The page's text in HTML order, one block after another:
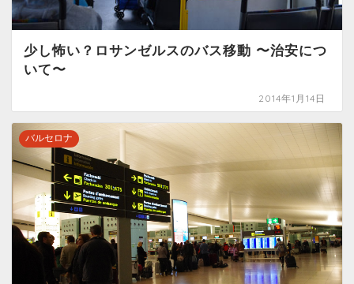
少し怖い？ロサンゼルスのバス移動 〜治安につ
いて〜
2014年1月14日
バルセロナ